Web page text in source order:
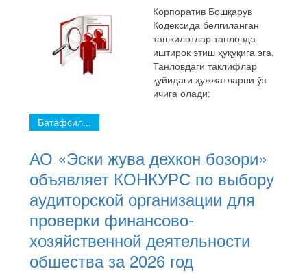
Корпоратив Бошқарув
Кодексида белгиланган
ташкилотлар танловда
иштирок этиш ҳуқуқига эга.
Танловдаги таклифлар
қуйидаги ҳужжатларни ўз
ичига олади:
Батафсил...
АО «Эски жува дехкон бозори»
объявляет КОНКУРС по выбору
аудиторской организации для
проверки финансово-
хозяйственной деятельности
обшества за 2026 год